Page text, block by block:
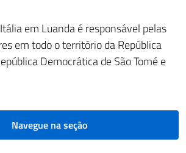
em Luanda é responsável pelas
em todo o território da República
Democrática de São Tomé e
Navegue na seção